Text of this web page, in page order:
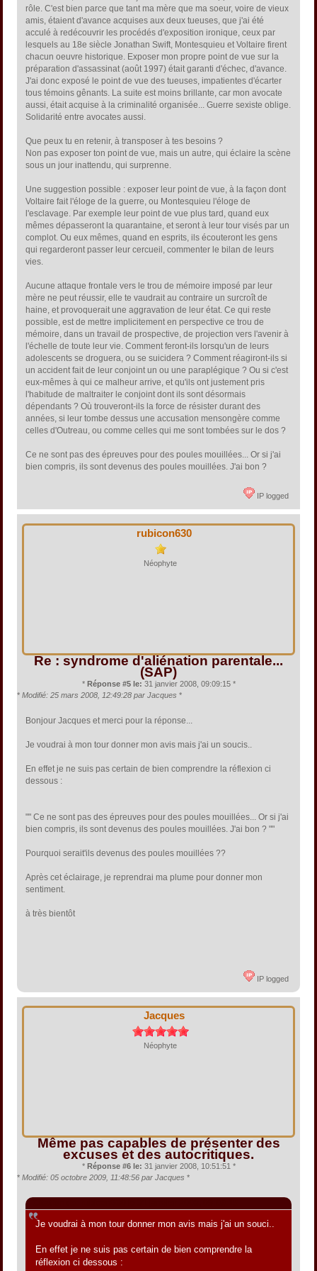
rôle. C'est bien parce que tant ma mère que ma soeur, voire de vieux
amis, étaient d'avance acquises aux deux tueuses, que j'ai été
acculé à redécouvrir les procédés d'exposition ironique, ceux par
lesquels au 18e siècle Jonathan Swift, Montesquieu et Voltaire firent
chacun oeuvre historique. Exposer mon propre point de vue sur la
préparation d'assassinat (août 1997) était garanti d'échec, d'avance.
J'ai donc exposé le point de vue des tueuses, impatientes d'écarter
tous témoins gênants. La suite est moins brillante, car mon avocate
aussi, était acquise à la criminalité organisée... Guerre sexiste oblige.
Solidarité entre avocates aussi.
Que peux tu en retenir, à transposer à tes besoins ?
Non pas exposer ton point de vue, mais un autre, qui éclaire la scène
sous un jour inattendu, qui surprenne.
Une suggestion possible : exposer leur point de vue, à la façon dont
Voltaire fait l'éloge de la guerre, ou Montesquieu l'éloge de
l'esclavage. Par exemple leur point de vue plus tard, quand eux
mêmes dépasseront la quarantaine, et seront à leur tour visés par un
complot. Ou eux mêmes, quand en esprits, ils écouteront les gens
qui regarderont passer leur cercueil, commenter le bilan de leurs
vies.
Aucune attaque frontale vers le trou de mémoire imposé par leur
mère ne peut réussir, elle te vaudrait au contraire un surcroît de
haine, et provoquerait une aggravation de leur état. Ce qui reste
possible, est de mettre implicitement en perspective ce trou de
mémoire, dans un travail de prospective, de projection vers l'avenir à
l'échelle de toute leur vie. Comment feront-ils lorsqu'un de leurs
adolescents se droguera, ou se suicidera ? Comment réagiront-ils si
un accident fait de leur conjoint un ou une paraplégique ? Ou si c'est
eux-mêmes à qui ce malheur arrive, et qu'ils ont justement pris
l'habitude de maltraiter le conjoint dont ils sont désormais
dépendants ? Où trouveront-ils la force de résister durant des
années, si leur tombe dessus une accusation mensongère comme
celles d'Outreau, ou comme celles qui me sont tombées sur le dos ?
Ce ne sont pas des épreuves pour des poules mouillées... Or si j'ai
bien compris, ils sont devenus des poules mouillées. J'ai bon ?
IP logged
rubicon630
Néophyte
Re : syndrome d'aliénation parentale...
(SAP)
* Réponse #5 le: 31 janvier 2008, 09:09:15 *
* Modifié: 25 mars 2008, 12:49:28 par Jacques *
Bonjour Jacques et merci pour la réponse...
Je voudrai à mon tour donner mon avis mais j'ai un soucis..
En effet je ne suis pas certain de bien comprendre la réflexion ci
dessous :
"" Ce ne sont pas des épreuves pour des poules mouillées... Or si j'ai
bien compris, ils sont devenus des poules mouillées. J'ai bon ? ""
Pourquoi serait'ils devenus des poules mouillées ??
Après cet éclairage, je reprendrai ma plume pour donner mon
sentiment.
à très bientôt
IP logged
Jacques
Néophyte
Même pas capables de présenter des
excuses et des autocritiques.
* Réponse #6 le: 31 janvier 2008, 10:51:51 *
* Modifié: 05 octobre 2009, 11:48:56 par Jacques *
Je voudrai à mon tour donner mon avis mais j'ai un souci..
En effet je ne suis pas certain de bien comprendre la
réflexion ci dessous :